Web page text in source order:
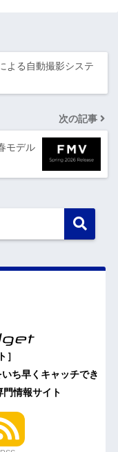
よる自動撮影システ
次の記事
モデル
］
ち早くキャッチでき
情報サイト